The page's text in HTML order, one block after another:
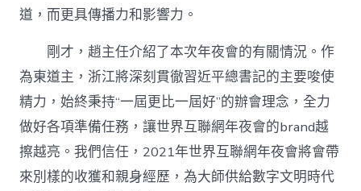
道，而更具傳播力和影響力。
剛才，趙主任介紹了本次年夜會的有關情況。作
為東道主，浙江將深刻貫徹習近平總書記的主要唆使
精力，始終秉持“一屆更比一屆好”的辦會理念，全力
做好各項準備任務，讓世界互聯網年夜會的brand越
擦越亮。我們信任，2021年世界互聯網年夜會將會帶
來別樣的收獲和親身經歷，為大師供給數字文明時代